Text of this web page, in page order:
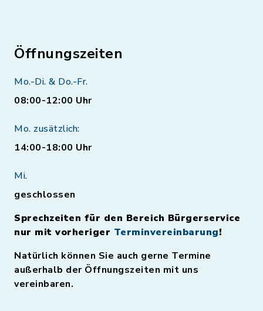
Öffnungszeiten
Mo.-Di. & Do.-Fr.
08:00-12:00 Uhr
Mo. zusätzlich:
14:00-18:00 Uhr
Mi.
geschlossen
Sprechzeiten für den Bereich Bürgerservice
nur mit vorheriger Terminvereinbarung!
Natürlich können Sie auch gerne Termine
außerhalb der Öffnungszeiten mit uns
vereinbaren.